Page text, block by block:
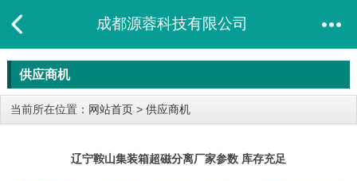
成都源蓉科技有限公司
供应商机
当前所在位置： 网站首页 > 供应商机
辽宁鞍山集装箱超磁分离厂家参数 库存充足